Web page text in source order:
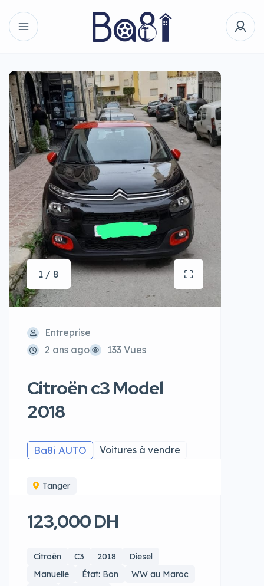
1 / 8
Entreprise
2 ans ago
133 Vues
Citroën c3 Model
2018
Ba8i AUTO Voitures à vendre
Tanger
123,000 DH
Citroën C3 2018
Diesel
Manuelle
État: Bon
WW au Maroc